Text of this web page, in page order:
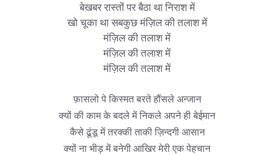
बेखबर रास्तों पर बैठा था निराश में
खो चूका था सबकुछ मंज़िल की तलाश में
मंज़िल की तलाश में
मंज़िल की तलाश में
मंज़िल की तलाश में
फ़ासलो पे किस्मत बरते हौंसले अन्जान
क्यों की काम के बदले में निकले अपने ही बेईमान
कैसे ढूंडू में तरक्की ताकी ज़िन्दगी आसान
क्यों ना भीड़ में बनेगी आखिर मेरी एक पेहचान